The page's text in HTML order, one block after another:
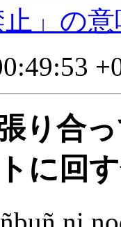
」の
り合
に回